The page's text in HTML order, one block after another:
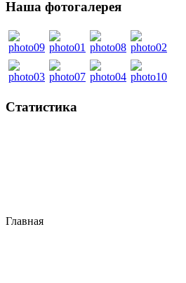
Наша фотогалерея
Статистика
Главная